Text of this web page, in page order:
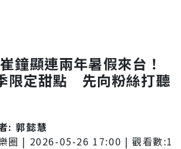
鐘顯連兩年暑假來台！
限定甜點 先向粉絲打聽
:郭懿慧
圈 | 2026-05-26 17:00 | 觀看數:1